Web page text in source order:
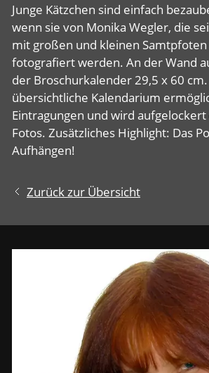
Junge Kätzchen sind einfach
wenn sie von Monika Wegler, die
mit großen und kleinen
fotografiert werden. An der Wand
der Broschurkalender 29,5 x 60 cm.
übersichtliche Kalendarium
Eintragungen und wird
Fotos. Zusätzliches Highlight: Das
Aufhängen!
Zurück zur Übersicht